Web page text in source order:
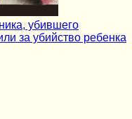
убившего
за убийство ребенка